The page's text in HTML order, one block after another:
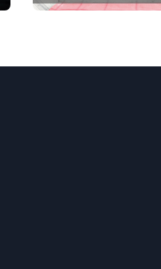
持續升級進步